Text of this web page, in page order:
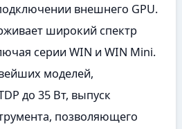
внешнего GPU.
широкий спектр
серии WIN и WIN Mini.
моделей,
до 35 Вт, выпуск
позволяющего